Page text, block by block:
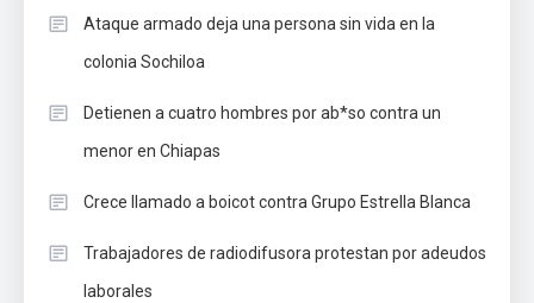
Ataque armado deja una persona sin vida en la
colonia Sochiloa
Detienen a cuatro hombres por ab*so contra un
menor en Chiapas
Crece llamado a boicot contra Grupo Estrella Blanca
Trabajadores de radiodifusora protestan por adeudos
laborales